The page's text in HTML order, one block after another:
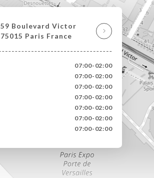
59 Boulevard Victor
75015 Paris France
07:00-02:00
07:00-02:00
07:00-02:00
07:00-02:00
07:00-02:00
07:00-02:00
07:00-02:00